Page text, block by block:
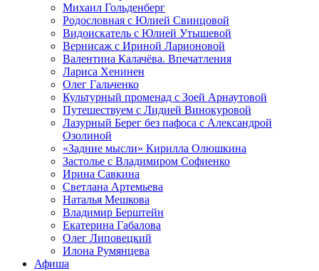
Михаил Гольденберг
Родословная с Юлией Свинцовой
Видоискатель с Юлией Утышевой
Вернисаж с Ириной Ларионовой
Валентина Калачёва. Впечатления
Лариса Хенинен
Олег Гальченко
Культурный променад с Зоей Арнаутовой
Путешествуем с Лидией Винокуровой
Лазурный Берег без пафоса с Александрой
Озолиной
«Задние мысли» Кирилла Олюшкина
Застолье с Владимиром Софиенко
Ирина Савкина
Светлана Артемьева
Наталья Мешкова
Владимир Берштейн
Екатерина Габалова
Олег Липовецкий
Илона Румянцева
Афиша